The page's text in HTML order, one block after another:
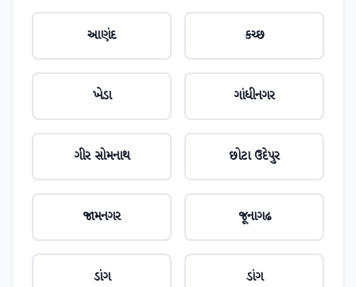
આણંદ કચ્છ
ખેડા ગાંધીનગર
ગીર સોમનાથ છોટા ઉદેપુર
જામનગર જૂનાગઢ
ડાંગ ડાંગ